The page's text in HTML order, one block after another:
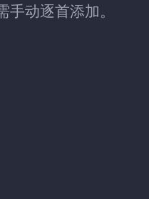
动逐首添加。